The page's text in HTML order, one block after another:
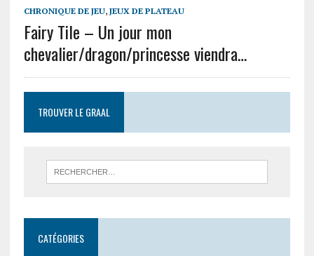
CHRONIQUE DE JEU, JEUX DE PLATEAU
Fairy Tile – Un jour mon
chevalier/dragon/princesse viendra…
TROUVER LE GRAAL
CATÉGORIES